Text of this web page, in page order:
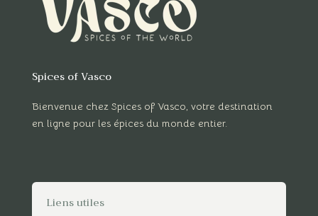
Spices of Vasco
Bienvenue chez Spices of Vasco, votre destination
en ligne pour les épices du monde entier.
Liens utiles